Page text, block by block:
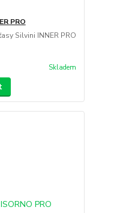
PRO
Silvini INNER PRO
Skladem